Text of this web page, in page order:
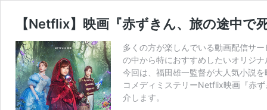
【Netflix】映画『赤ずきん、旅の途中
多くの方が楽しんでいる動画配信サ
の中から特におすすめしたいオリジ
今回は、福田雄一監督が大人気小説
コメディミステリーNetflix映画『赤
介します。